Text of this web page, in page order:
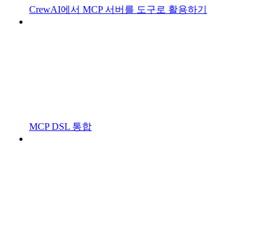
CrewAI에서 MCP 서버를 도구로 활용하기
MCP DSL 통합